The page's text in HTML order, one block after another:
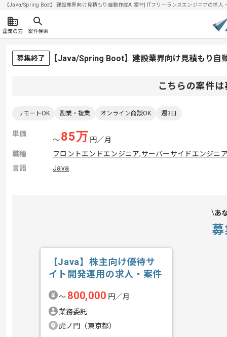
【Java/Spring Boot】建設業界向け見積もり自動作成AI案件| ITフリーランスエンジニアの求
企業の方 案件検索
募集終了 【Java/Spring Boot】建設業界向け見積もり自
こちらの案件
リモートOK 副業・複業 オンライン商談OK 週3日
単価
〜85万 円／月
職種
フロントエンドエンジニア,サーバーサイドエンジニ
言語
Java
あ
【Java】株主向け優待サ
イト開発運用の求人・案件
〜 800,000 円／月
業務委託
虎ノ門（東京都）